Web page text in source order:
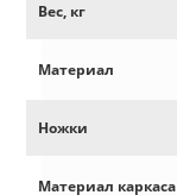
Вес, кг
Материал
Ножки
Материал каркаса